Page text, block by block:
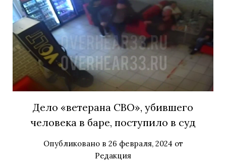
Дело «ветерана СВО», убившего
человека в баре, поступило в суд
Опубликовано в 26 февраля, 2024 от
Редакция